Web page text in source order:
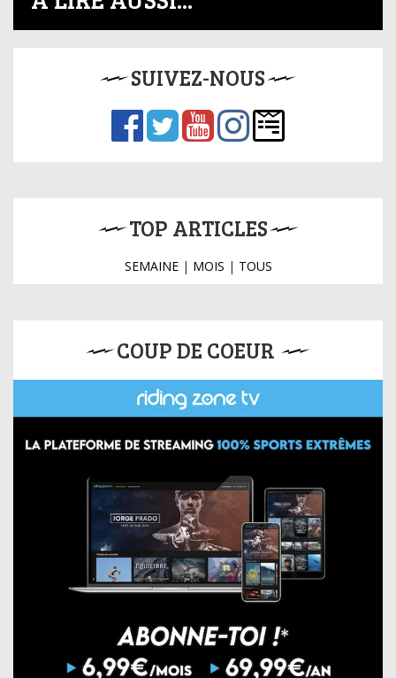
SUIVEZ-NOUS
TOP ARTICLES
SEMAINE| MOIS | TOUS
COUP DE COEUR